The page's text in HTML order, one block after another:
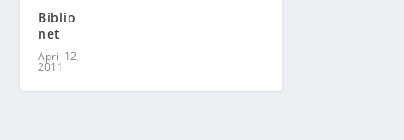
Biblio
net
April 12,
2011